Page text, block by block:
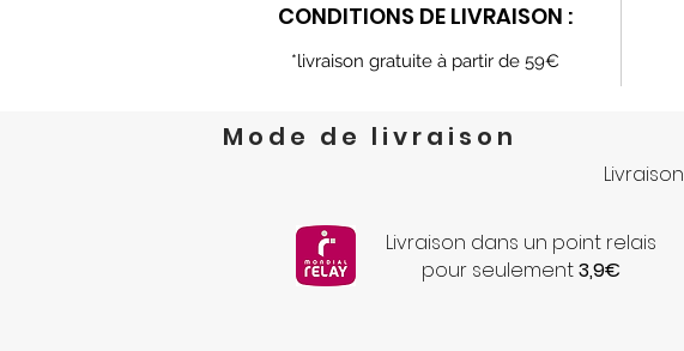
CONDITIONS DE LIVRAISON :
*livraison gratuite à partir de 59€
Mode de livraison
Livraison
Livraison dans un point relais
pour seulement3,9€